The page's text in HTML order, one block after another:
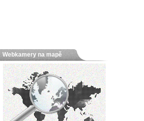
Webkamery na mapě